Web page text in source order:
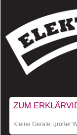
ZUM
Kleine Geräte, großer